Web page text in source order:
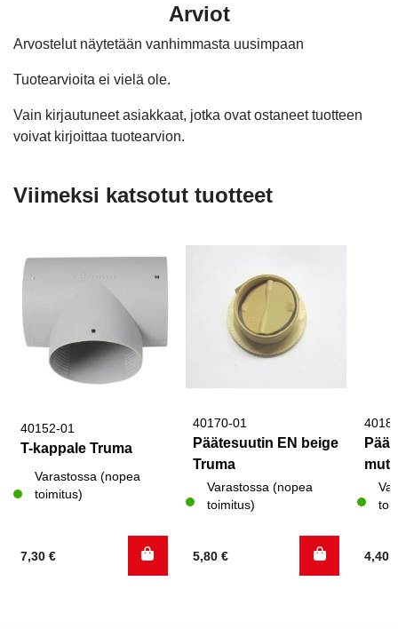
Arviot
Arvostelut näytetään vanhimmasta uusimpaan
Tuotearvioita ei vielä ole.
Vain kirjautuneet asiakkaat, jotka ovat ostaneet tuotteen
voivat kirjoittaa tuotearvion.
Viimeksi katsotut tuotteet
40152-01
T-kappale Truma
Varastossa (nopea
toimitus)
7,30 €
40170-01
Päätesuutin EN beige
Truma
Varastossa (nopea
toimitus)
5,80 € 4,40